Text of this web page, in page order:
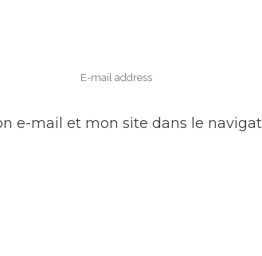
e-mail et mon site dans le